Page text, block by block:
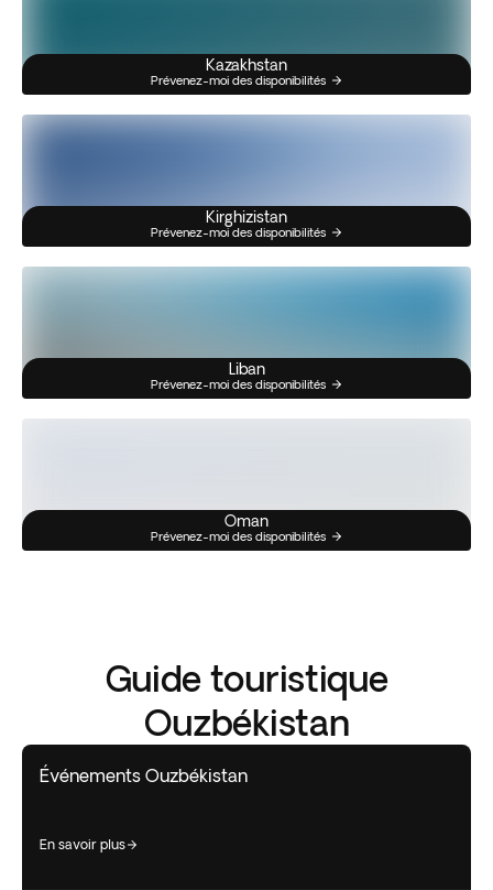
Kazakhstan
Prévenez-moi des disponibilités
Kirghizistan
Prévenez-moi des disponibilités
Liban
Prévenez-moi des disponibilités
Oman
Prévenez-moi des disponibilités
Guide touristique
Ouzbékistan
Événements Ouzbékistan
en savoir plus